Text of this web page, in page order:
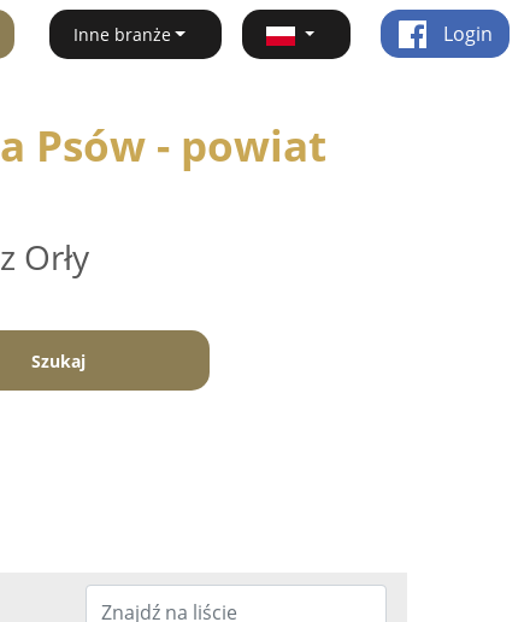
Inne branże Login
Psów - powiat
Orły
Szukaj